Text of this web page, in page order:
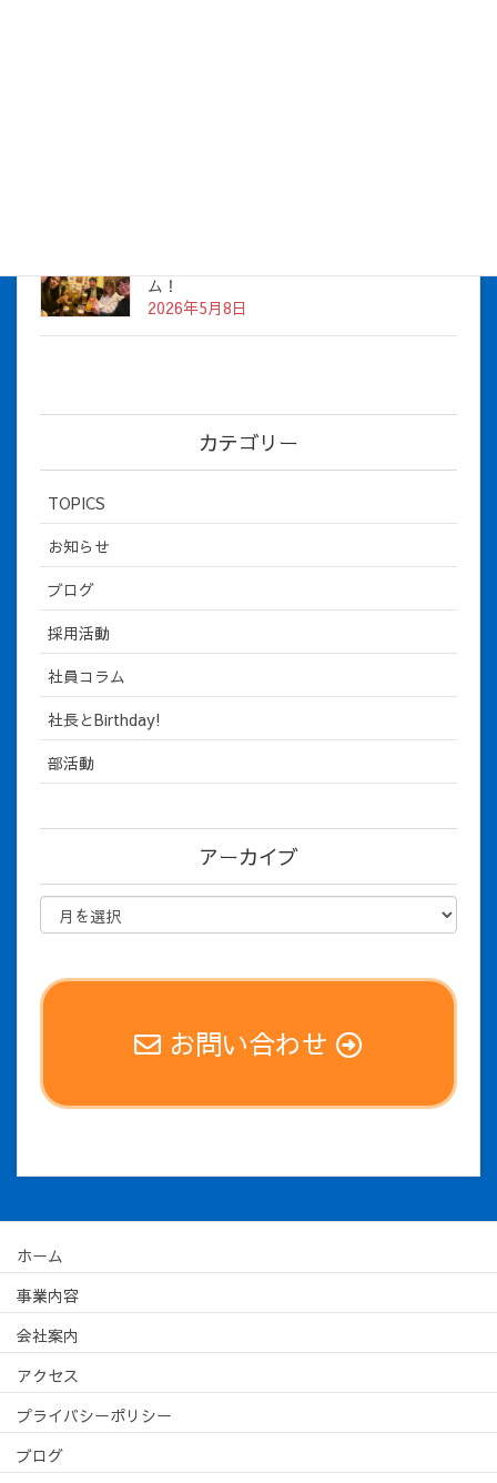
ム！
2026年5月8日
カテゴリー
TOPICS
お知らせ
ブログ
採用活動
社員コラム
社長とBirthday!
部活動
アーカイブ
お問い合わせ
ホーム
事業内容
会社案内
アクセス
プライバシーポリシー
ブログ